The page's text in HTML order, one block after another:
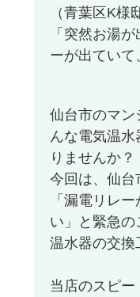
（青葉区K様
「突然お湯
ーが出ていて
仙台市のマン
んな電気温
りませんか？
今回は、仙台
「漏電リレ
い」と緊急
温水器の交換
当店のスピー